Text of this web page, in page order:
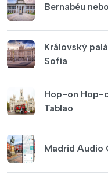
Bernabéu
Královský
Sofía
Hop-on Hop-
Tablao
Madrid Audio